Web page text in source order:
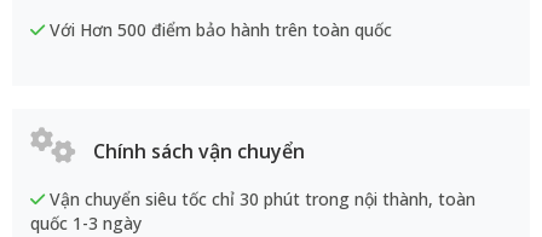
Với Hơn 500 điểm bảo hành trên toàn quốc
Chính sách vận chuyển
Vận chuyển siêu tốc chỉ 30 phút trong nội thành, toàn
quốc 1-3 ngày